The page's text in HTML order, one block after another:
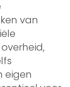
van
eigen